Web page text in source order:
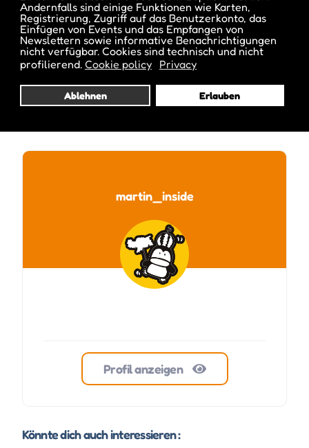
Andernfalls sind einige Funktionen wie Karten,
Registrierung, Zugriff auf das Benutzerkonto, das
Einfügen von Events und das Empfangen von
Newslettern sowie informative Benachrichtigungen
nicht verfügbar. Cookies sind technisch und nicht
profilierend. Cookie policy Privacy
Ablehnen Erlauben
martin_inside
Profil anzeigen
Könnte dich auch interessieren :